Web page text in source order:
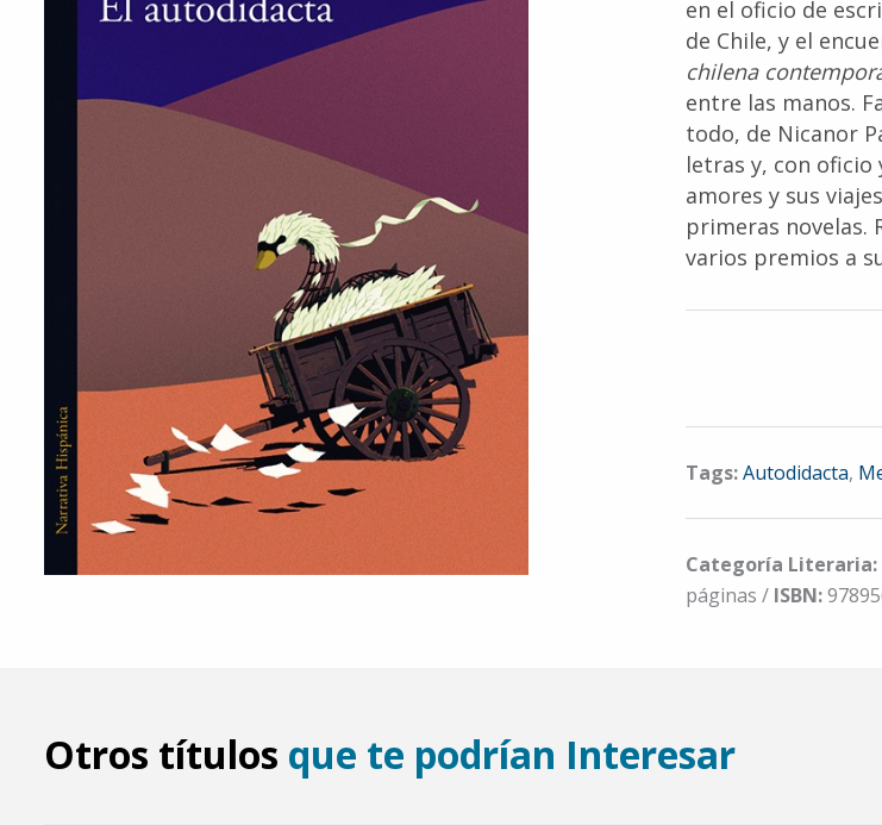
en el oficio de
de Chile, y el
chilena
entre las manos.
todo, de Nicanor
letras y, con
amores y sus
primeras novelas.
varios premios a
Tags:Autodidacta,
Categoría Literaria:
páginas / ISBN:
Otros títulos que te podrían Interesar